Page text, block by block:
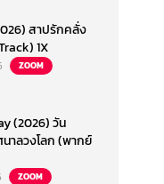
สาปรักคลั่ง
1X
ZOOM
(2026) วัน
นาลวงโลก (พากย์
ZOOM